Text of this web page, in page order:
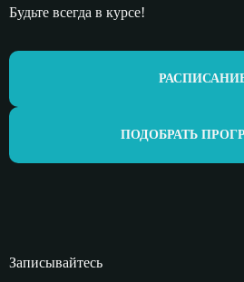
Будьте всегда в курсе!
ПОДОБРАТЬ
Записывайтесь